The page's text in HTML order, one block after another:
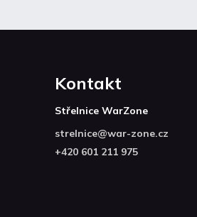
Kontakt
Střelnice WarZone
strelnice@war-zone.cz
+420 601 211 975